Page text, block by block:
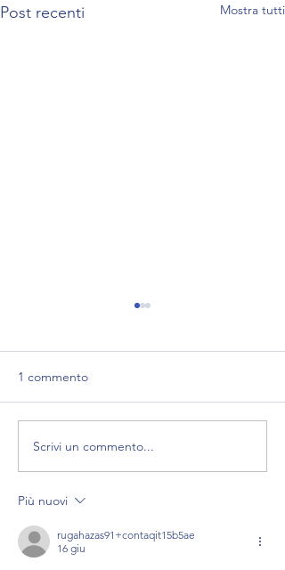
Post recenti Mostra tutti
1 commento
Scrivi un commento...
Più nuovi
rugahazas91+contaqit15b5ae
16 giu